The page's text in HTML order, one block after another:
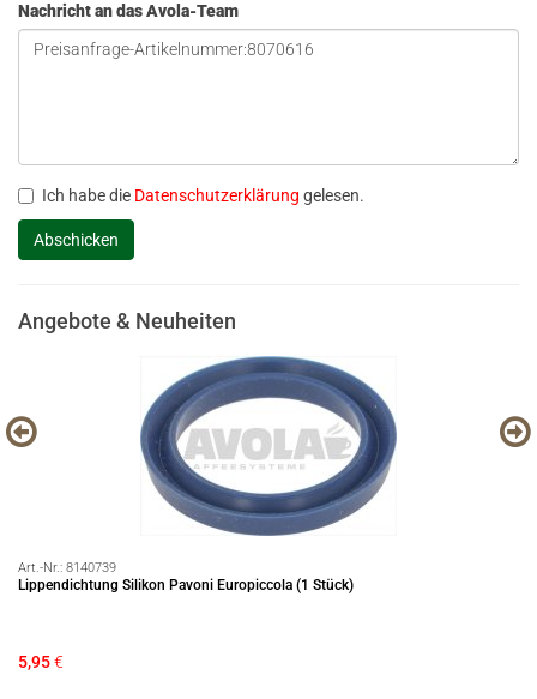
Nachricht an das Avola-Team
Ich habe die Datenschutzerklärung gelesen.
Angebote & Neuheiten
Art.-Nr.: 8140739
Lippendichtung Silikon Pavoni Europiccola (1 Stück)
5,95€